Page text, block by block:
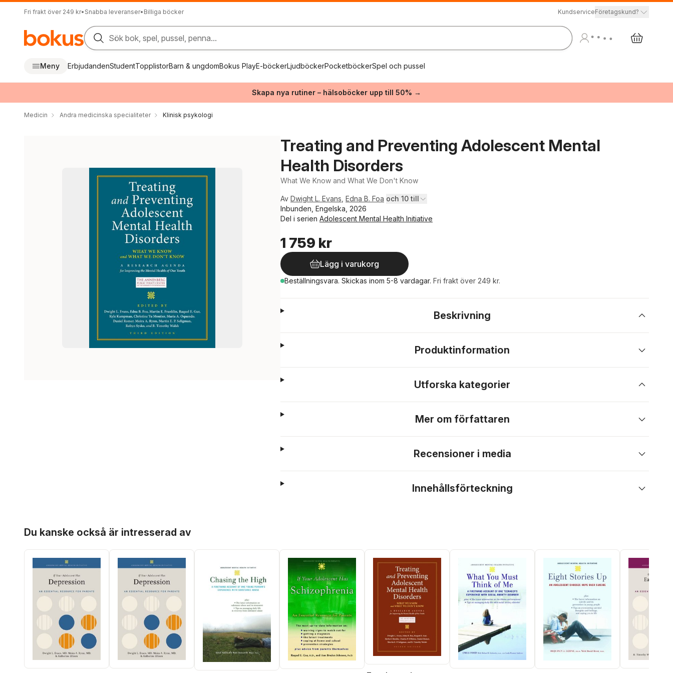
Fri frakt över 249 kr• Snabba leveranser• Billiga böcker KundserviceFöretagskund?
Sök bok, spel, pussel, penna...
Meny ErbjudandenStudentTopplistorBarn & ungdomBokus PlayE-böckerLjudböckerPocketböckerSpel och pussel
Skapa nya rutiner – hälsoböcker upp till 50% →
Medicin Andra medicinska specialiteter Klinisk psykologi
Treating and Preventing Adolescent Mental
Health Disorders
What We Know and What We Don't Know
Av Dwight L. Evans Edna B. Foa och 10 till
Inbunden, Engelska, 2026
Del i serien Adolescent Mental Health Initiative
1 759 kr
Lägg i varukorg
Beställningsvara. Skickas inom 5-8 vardagar. Fri frakt över 249 kr.
Beskrivning
Produktinformation
Utforska kategorier
Mer om författaren
Recensioner i media
Innehållsförteckning
Du kanske också är intresserad av